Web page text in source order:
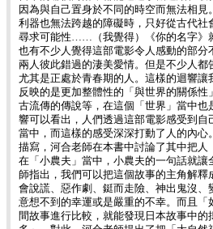
因為與自己置身於不同的時空而無法相見
利器也無法跨越的障礙時，只好從古代社
尋求可能性……（我覺得）《你的名字》
也有不少人覺得這部電影令人感動的部分
兩人彼此錯過的淒美愛情。但是不少人都
尤其是正處於青春期的人。這樣的迴響讓
反映的是更加整體性的「與世界的關係性
古流傳的傳說等，在這個「世界」當中也
響可以看出，人們透過這部電影感受到自
當中，而這樣的感受深深打動了人的內心
描寫，河合老師在本書中討論了其中把人
在「小農夫」當中，小農夫的一句話就讓
師指出，我們可以把這個故事的主角解
會說謊、惡作劇、鋌而走險、神出鬼沒、
意想不到的幸運或是嚴重的不幸。而且「
間故事進行比較，就能發現日本故事中的